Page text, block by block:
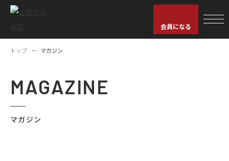
会員になる
トップ マガジン
MAGAZINE
マガジン